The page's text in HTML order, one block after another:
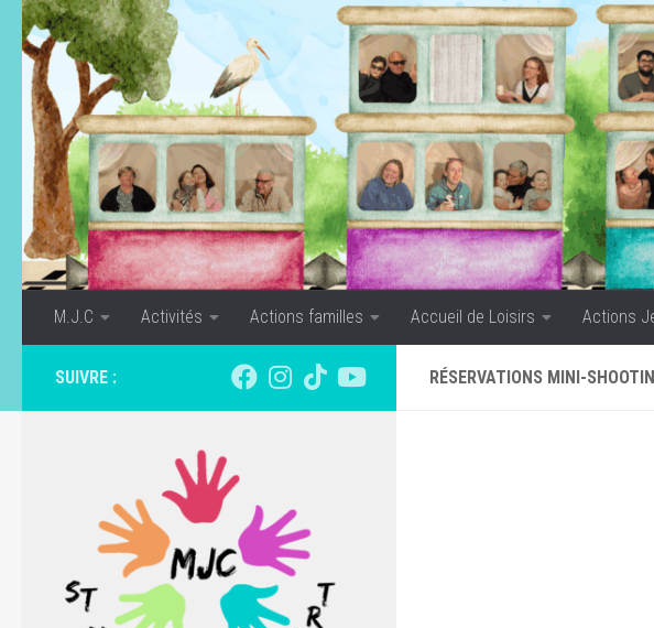
Skip to content
M.J.C Activités Actions familles Accueil de Loisirs Actions
RÉSERVATIONS MINI-
SUIVRE :